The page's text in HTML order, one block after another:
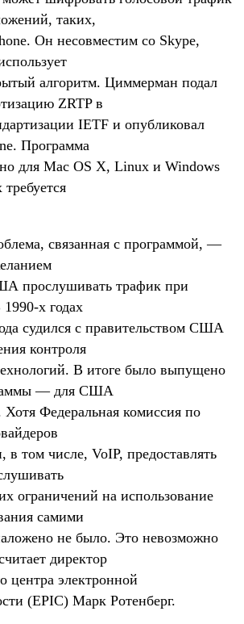
таких,
Он несовместим со Skype,
алгоритм. Циммерман подал
ZRTP в
IETF и опубликовал
Программа
для Mac OS X, Linux и Windows
связанная с программой, —
прослушивать трафик при
х годах
судился с правительством США
контроля
В итоге было выпущено
— для США
Федеральная комиссия по
в том числе, VoIP, предоставлять
ограничений на использование
самими
не было. Это невозможно
директор
центра электронной
(EPIC) Марк Ротенберг.